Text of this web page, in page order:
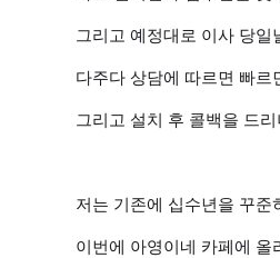
그리고 예정대로 이사 당일
다주다 상담에 따르면 빠
그리고 설치 후 콜백을 드
저는 기존에 십수년을 꾸
이번에 아영이네 카페에